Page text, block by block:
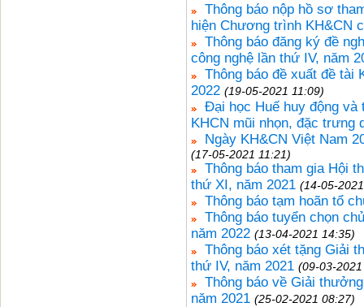
Thông báo nộp hồ sơ
hiện Chương trình KH&CN
Thông báo đăng ký đề
công nghệ lần thứ IV, năm
Thông báo đề xuất đề tài
2022 (19-05-2021 11:09)
Đại học Huế huy động và
KHCN mũi nhọn, đặc trưng
Ngày KH&CN Việt Nam
(17-05-2021 11:21)
Thông báo tham gia Hội
thứ XI, năm 2021 (14-05-
Thông báo tạm hoãn tổ
Thông báo tuyển chọn
năm 2022 (13-04-2021 14:35)
Thông báo xét tặng Giải
thứ IV, năm 2021 (09-03-
Thông báo về Giải
năm 2021 (25-02-2021 08:27)